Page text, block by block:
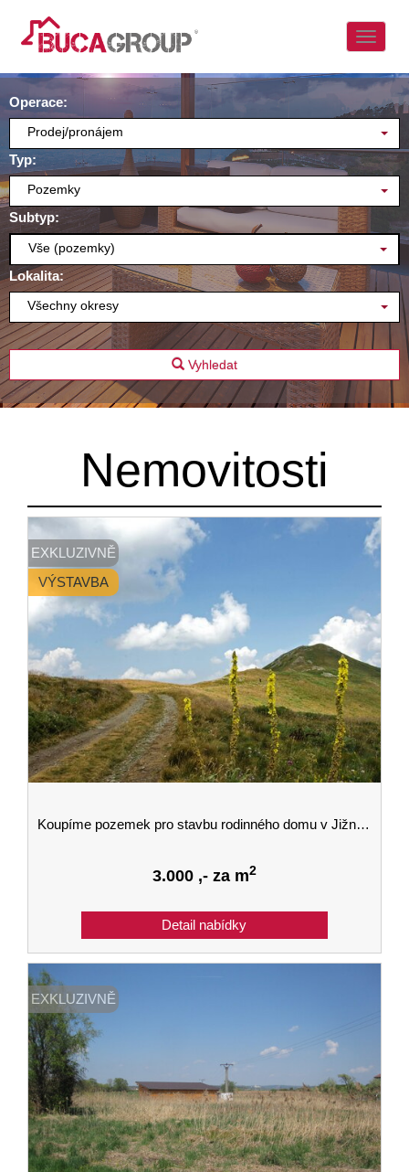
Operace:
Prodej/pronájem
Typ:
Pozemky
Subtyp:
Vše (pozemky)
Lokalita:
Všechny okresy
Vyhledat
Nemovitosti
EXKLUZIVNĚ
VÝSTAVBA
Koupíme pozemek pro stavbu rodinného domu v Jižních Čechách - lokalita nerozhoduje
3.000 ,- za m2
EXKLUZIVNĚ